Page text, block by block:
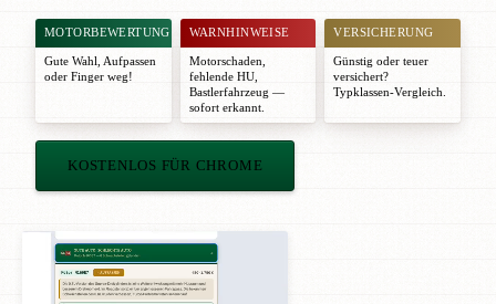
MOTORBEWERTUNG
Gute Wahl
Aufpassen
oder Finger weg!
WARNHINWEISE
Motorschaden,
fehlende HU,
Bastlerfahrzeug —
sofort erkannt.
VERSICHERUNG
Günstig oder teuer
versichert?
Typklassen-Vergleich.
KOSTENLOS FÜR CHROME